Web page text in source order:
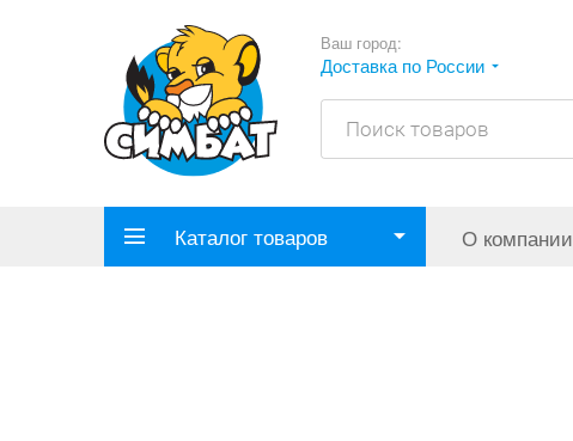
Ваш город:
Доставка по России
Каталог товаров О компании